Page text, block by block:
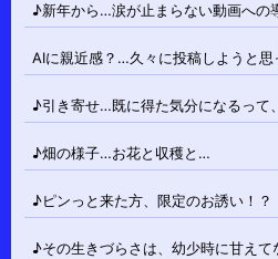
♪新年から…涙が止まらない動画への
AIに親近感？…久々に投稿しようと思
♪引き寄せ…既に得た気分になるって
♪畑の様子…お花と収穫と…
♪ピンっと来た方、限定のお誘い！？
♪その生きづらさは、幼少時に甘えて